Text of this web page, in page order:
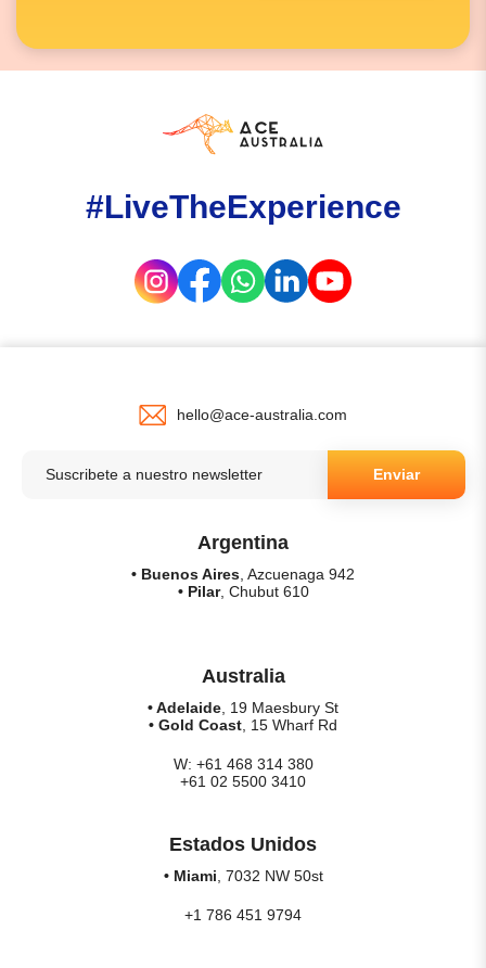
#LiveTheExperience
hello@ace-australia.com
Enviar
Argentina
• Buenos Aires , Azcuenaga 942
• Pilar, Chubut 610
Australia
• Adelaide , 19 Maesbury St
• Gold Coast , 15 Wharf Rd
W: +61 468 314 380
+61 02 5500 3410
Estados Unidos
• Miami , 7032 NW 50st
+1 786 451 9794